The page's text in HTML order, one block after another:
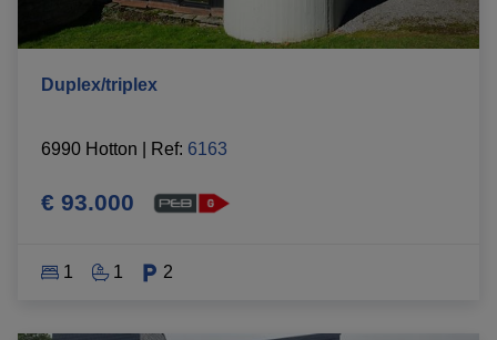
Duplex/triplex
6990 Hotton Ref: 6163
€ 93.000
1 1 2